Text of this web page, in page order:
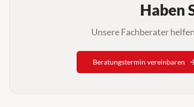
Haben
Unsere Fachberater
Beratungstermin vereinbaren